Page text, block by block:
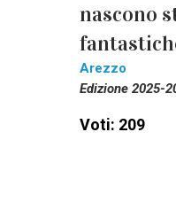
nascono
Arezzo
Edizione 2025-
Voti: 209